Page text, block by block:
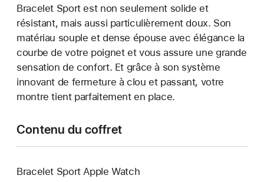
Bracelet Sport est non seulement solide et
résistant, mais aussi particulièrement doux. Son
matériau souple et dense épouse avec élégance la
courbe de votre poignet et vous assure une grande
sensation de confort. Et grâce à son système
innovant de fermeture à clou et passant, votre
montre tient parfaitement en place.
Contenu du coffret
Bracelet Sport Apple Watch